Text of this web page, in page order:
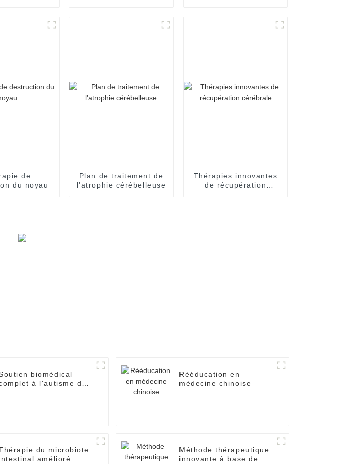
de
du noyau
Plan de traitement de
l'atrophie cérébelleuse
Thérapies innovantes
de récupération
biomédical
à l'autisme de
Rééducation en
médecine chinoise
du microbiote
amélioré
Méthode thérapeutique
innovante à base de